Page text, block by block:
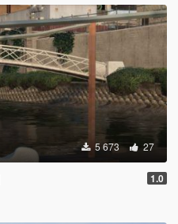
5 673 27
1.0